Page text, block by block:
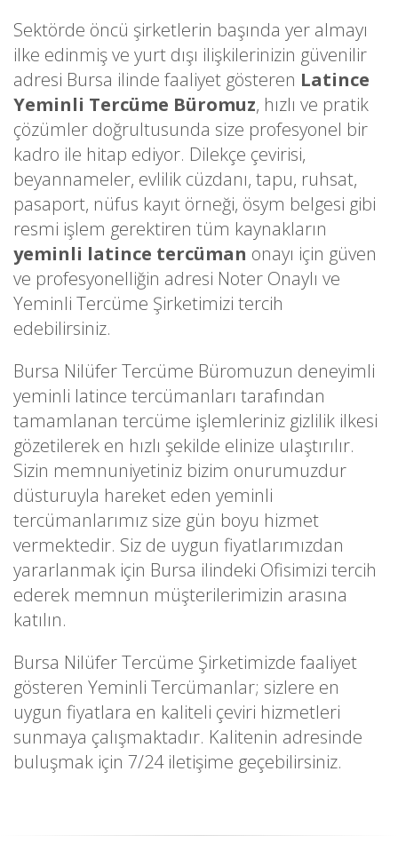
Sektörde öncü şirketlerin başında yer almayı
ilke edinmiş ve yurt dışı ilişkilerinizin güvenilir
adresi Bursa ilinde faaliyet gösteren Latince
Yeminli Tercüme Büromuz, hızlı ve pratik
çözümler doğrultusunda size profesyonel bir
kadro ile hitap ediyor. Dilekçe çevirisi,
beyannameler, evlilik cüzdanı, tapu, ruhsat,
pasaport, nüfus kayıt örneği, ösym belgesi gibi
resmi işlem gerektiren tüm kaynakların
yeminli latince tercüman onayı için güven
ve profesyonelliğin adresi Noter Onaylı ve
Yeminli Tercüme Şirketimizi tercih
edebilirsiniz.
Bursa Nilüfer Tercüme Büromuzun deneyimli
yeminli latince tercümanları tarafından
tamamlanan tercüme işlemleriniz gizlilik ilkesi
gözetilerek en hızlı şekilde elinize ulaştırılır.
Sizin memnuniyetiniz bizim onurumuzdur
düsturuyla hareket eden yeminli
tercümanlarımız size gün boyu hizmet
vermektedir. Siz de uygun fiyatlarımızdan
yararlanmak için Bursa ilindeki Ofisimizi tercih
ederek memnun müşterilerimizin arasına
katılın.
Bursa Nilüfer Tercüme Şirketimizde faaliyet
gösteren Yeminli Tercümanlar; sizlere en
uygun fiyatlara en kaliteli çeviri hizmetleri
sunmaya çalışmaktadır. Kalitenin adresinde
buluşmak için 7/24 iletişime geçebilirsiniz.